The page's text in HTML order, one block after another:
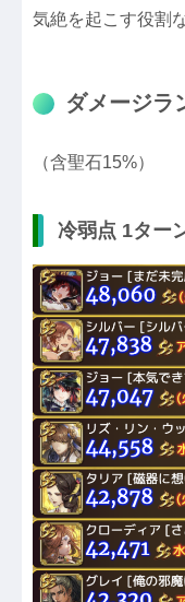
気絶を起こす役割
ダメージラ
（含聖石15%）
冷弱点 1ター